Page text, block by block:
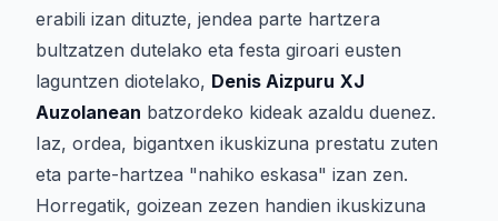
erabili izan dituzte, jendea parte hartzera
bultzatzen dutelako eta festa giroari eusten
laguntzen diotelako, Denis Aizpuru XJ
Auzolanean batzordeko kideak azaldu duenez.
Iaz, ordea, bigantxen ikuskizuna prestatu zuten
eta parte-hartzea "nahiko eskasa" izan zen.
Horregatik, goizean zezen handien ikuskizuna